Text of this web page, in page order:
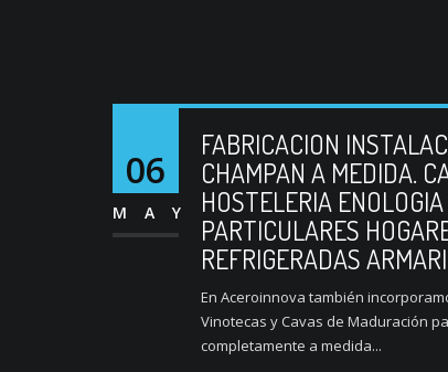
06
MAY
FABRICACION
CHAMPAN A MEDIDA.
HOSTELERIA
PARTICULARES
REFRIGERADAS
En Aceroinnova también
Vinotecas y Cavas de Maduración
completamente a medida...